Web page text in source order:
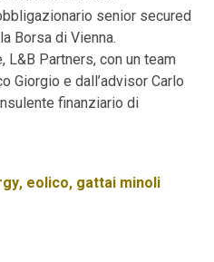
senior secured
Borsa di Vienna.
L&B Partners, con un team
Giorgio e dall’advisor Carlo
finanziario di
, eolico, gattai minoli